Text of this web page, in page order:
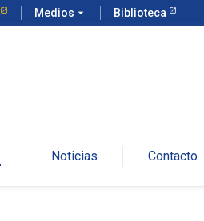
Medios arrow_drop_down Biblioteca
Noticias Contacto